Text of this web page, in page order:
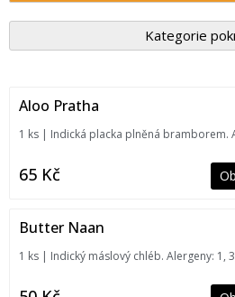
Kategorie
Aloo Pratha
1 ks | Indická placka plněná bramborem.
65 Kč
Butter Naan
1 ks | Indický máslový chléb. Alergeny: 1,